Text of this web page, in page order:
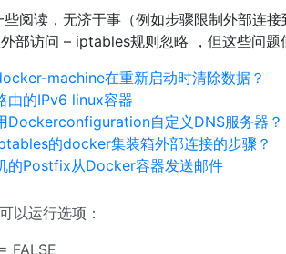
些阅读，无济于事（例如步骤限制外部连
部访问 – iptables规则忽略 ，但这些问题
machine在重新启动时清除数据？
由的IPv6 linux容器
Dockerconfiguration自定义DNS服务器？
的docker集装箱外部连接的步骤？
的Postfix从Docker容器发送邮件
可以运行选项：
FALSE